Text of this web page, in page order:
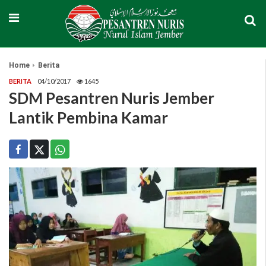
Home Berita
BERITA 04/10/2017 1645
SDM Pesantren Nuris Jember
Lantik Pembina Kamar